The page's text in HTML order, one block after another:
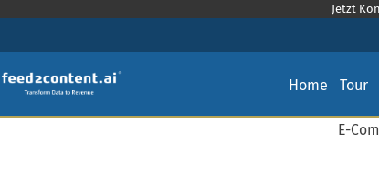
Jetzt
Home Tour
E-